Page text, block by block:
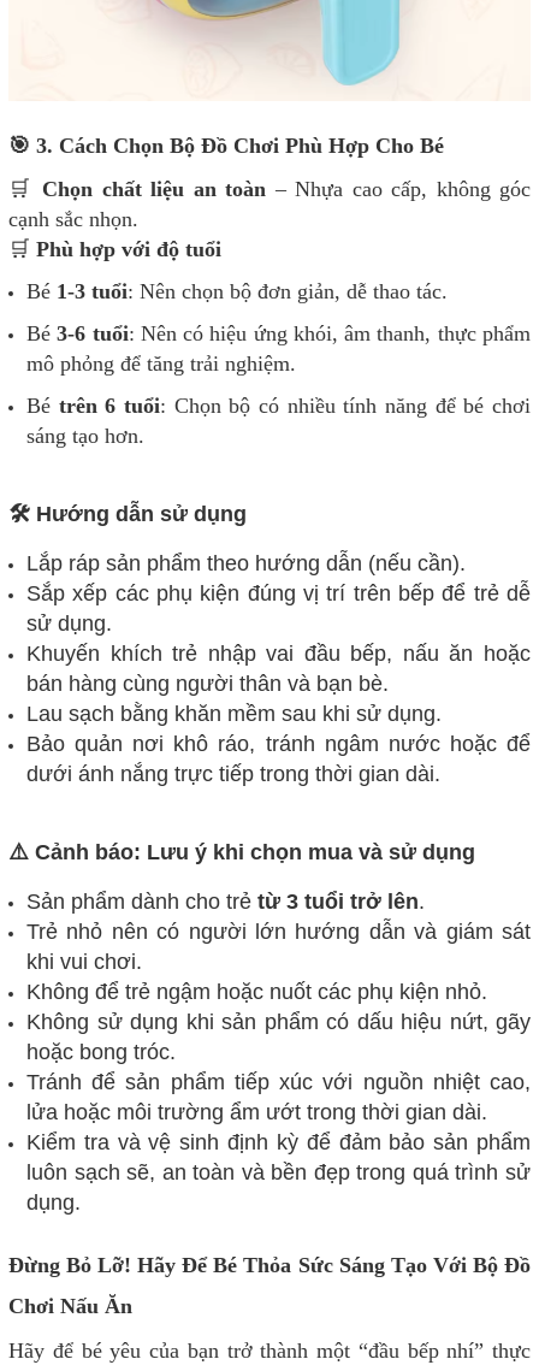
🎯 3. Cách Chọn Bộ Đồ Chơi Phù Hợp Cho Bé
🛒 Chọn chất liệu an toàn – Nhựa cao cấp, không góc
cạnh sắc nhọn.
🛒 Phù hợp với độ tuổi
Bé 1-3 tuổi: Nên chọn bộ đơn giản, dễ thao tác.
Bé3-6 tuổi: Nên có hiệu ứng khói, âm thanh, thực phẩm
mô phỏng để tăng trải nghiệm.
Bé trên 6 tuổi: Chọn bộ có nhiều tính năng để bé chơi
sáng tạo hơn.
🛠️ Hướng dẫn sử dụng
Lắp ráp sản phẩm theo hướng dẫn (nếu cần).
Sắp xếp các phụ kiện đúng vị trí trên bếp để trẻ dễ
sử dụng.
Khuyến khích trẻ nhập vai đầu bếp, nấu ăn hoặc
bán hàng cùng người thân và bạn bè.
Lau sạch bằng khăn mềm sau khi sử dụng.
Bảo quản nơi khô ráo, tránh ngâm nước hoặc để
dưới ánh nắng trực tiếp trong thời gian dài.
⚠️ Cảnh báo: Lưu ý khi chọn mua và sử dụng
Sản phẩm dành cho trẻ từ 3 tuổi trở lên.
Trẻ nhỏ nên có người lớn hướng dẫn và giám sát
khi vui chơi.
Không để trẻ ngậm hoặc nuốt các phụ kiện nhỏ.
Không sử dụng khi sản phẩm có dấu hiệu nứt, gãy
hoặc bong tróc.
Tránh để sản phẩm tiếp xúc với nguồn nhiệt cao,
lửa hoặc môi trường ẩm ướt trong thời gian dài.
Kiểm tra và vệ sinh định kỳ để đảm bảo sản phẩm
luôn sạch sẽ, an toàn và bền đẹp trong quá trình sử
dụng.
Đừng Bỏ Lỡ! Hãy Để Bé Thỏa Sức Sáng Tạo Với Bộ Đồ
Chơi Nấu Ăn
Hãy để bé yêu của bạn trở thành một “đầu bếp nhí” thực